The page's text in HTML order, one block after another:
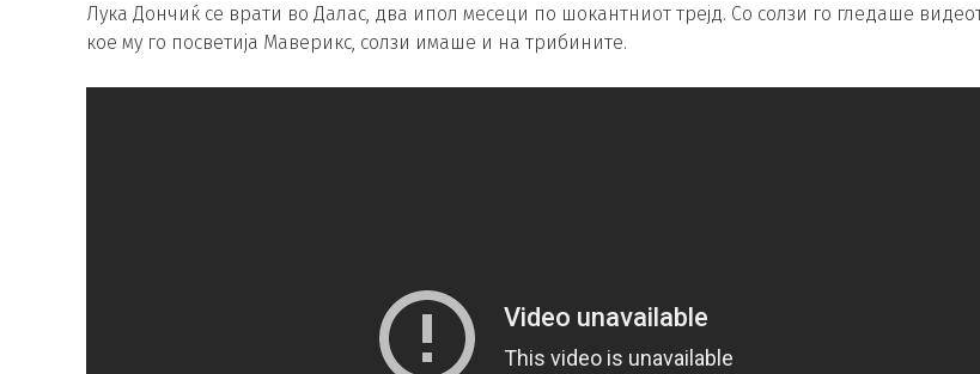
Лука Дончиќ се врати во Далас, два ипол месеци по шокантниот трејд. Со солзи го гледаше
кое му го посветија Маверикс, солзи имаше и на трибините.